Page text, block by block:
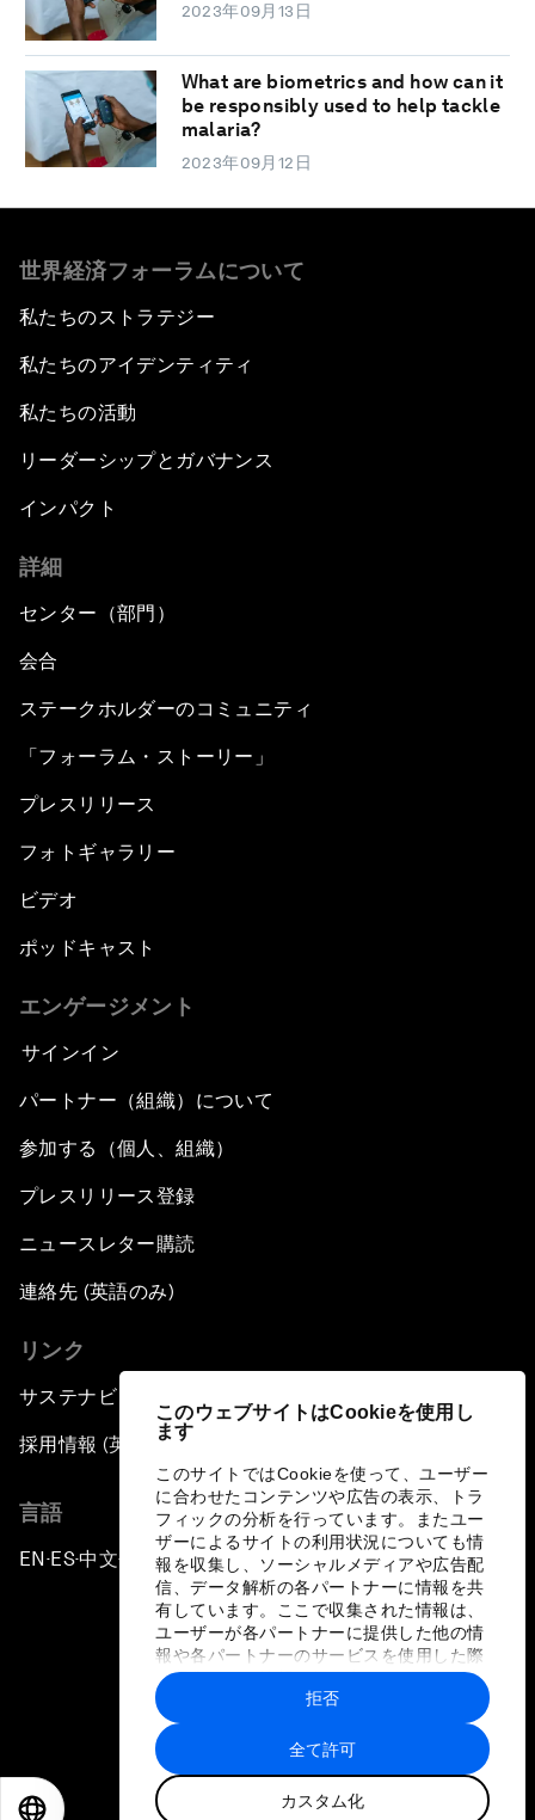
このウェブサイトはCookieを使用し
ます
このサイトではCookieを使って、ユーザー
に合わせたコンテンツや広告の表示、トラ
フィックの分析を行っています。またユー
ザーによるサイトの利用状況についても情
報を収集し、ソーシャルメディアや広告配
信、データ解析の各パートナーに情報を共
有しています。ここで収集された情報は、
ユーザーが各パートナーに提供した他の情
報や各パートナーのサービスを使用した際
に収集された情報と組み合わされ、各パー
トナーによって使用されることがありま
す。
全て許可
カスタム化
拒否
2023年09月13日
What are biometrics and how can it
be responsibly used to help tackle
malaria?
2023年09月12日
世界経済フォーラムについて
私たちのストラテジー
私たちのアイデンティティ
私たちの活動
リーダーシップとガバナンス
インパクト
詳細
センター（部門）
会合
ステークホルダーのコミュニティ
「フォーラム・ストーリー」
プレスリリース
フォトギャラリー
ビデオ
ポッドキャスト
エンゲージメント
サインイン
パートナー（組織）について
参加する（個人、組織）
プレスリリース登録
ニュースレター購読
連絡先 (英語のみ)
リンク
サステナビリティへの取り組み
採用情報 (英語のみ)
言語
EN ▪ES▪中文▪ 日本語
プライバシーポリシーと利用規約
サイトマップ
©
世界経済フォーラム